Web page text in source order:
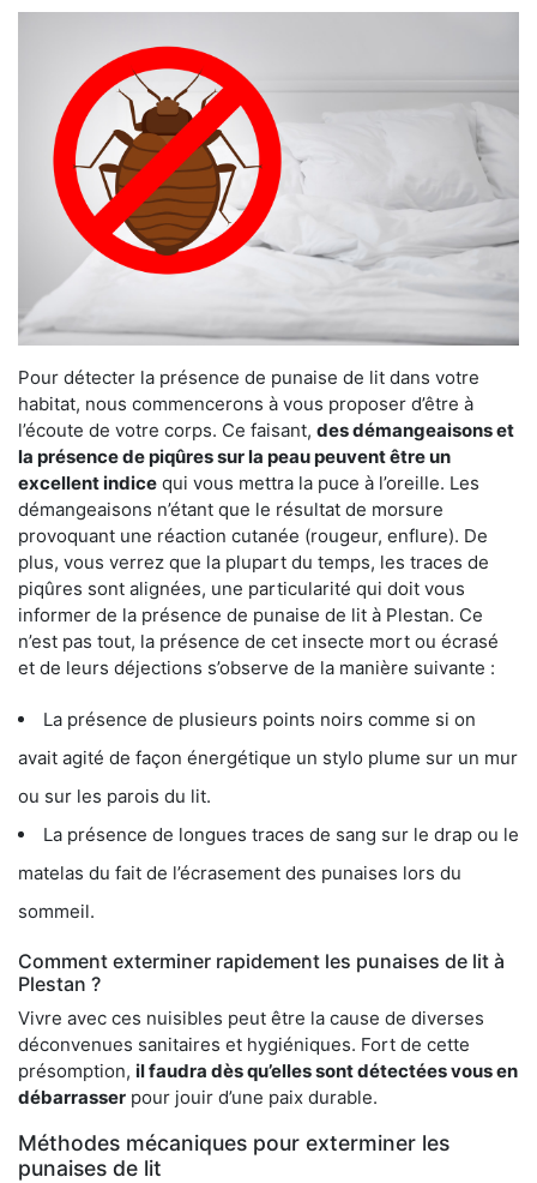
Pour détecter la présence de punaise de lit dans votre
habitat, nous commencerons à vous proposer d’être à
l’écoute de votre corps. Ce faisant, des démangeaisons et
la présence de piqûres sur la peau peuvent être un
excellent indice qui vous mettra la puce à l’oreille. Les
démangeaisons n’étant que le résultat de morsure
provoquant une réaction cutanée (rougeur, enflure). De
plus, vous verrez que la plupart du temps, les traces de
piqûres sont alignées, une particularité qui doit vous
informer de la présence de punaise de lit à Plestan. Ce
n’est pas tout, la présence de cet insecte mort ou écrasé
et de leurs déjections s’observe de la manière suivante :
La présence de plusieurs points noirs comme si on
avait agité de façon énergétique un stylo plume sur un mur
ou sur les parois du lit.
La présence de longues traces de sang sur le drap ou le
matelas du fait de l’écrasement des punaises lors du
sommeil.
Comment exterminer rapidement les punaises de lit à
Plestan ?
Vivre avec ces nuisibles peut être la cause de diverses
déconvenues sanitaires et hygiéniques. Fort de cette
présomption, il faudra dès qu’elles sont détectées vous en
débarrasser pour jouir d’une paix durable.
Méthodes mécaniques pour exterminer les
punaises de lit